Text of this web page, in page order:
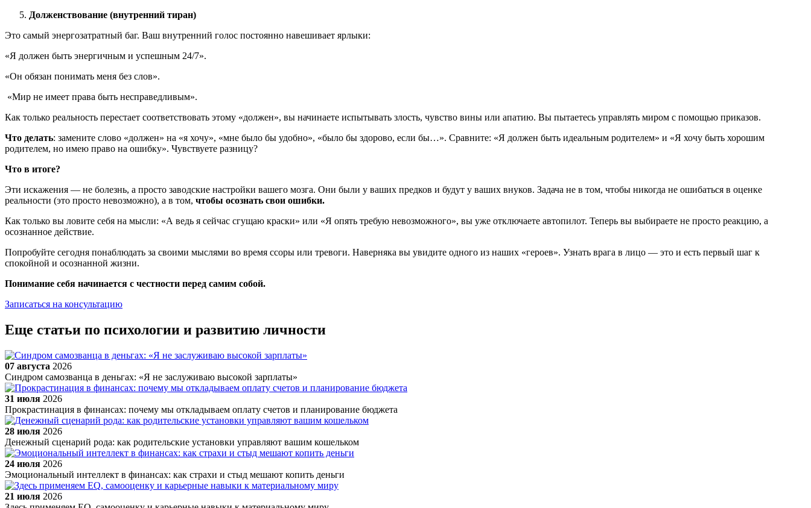
Долженствование (внутренний тиран)
Это самый энергозатратный баг. Ваш внутренний голос постоянно навешивает ярлыки:
«Я должен быть энергичным и успешным 24/7».
«Он обязан понимать меня без слов».
«Мир не имеет права быть несправедливым».
Как только реальность перестает соответствовать этому «должен», вы начинаете испытывать злость, чувство вины или апатию. Вы пытаетесь управлять миром с помощью приказов.
Что делать: замените слово «должен» на «я хочу», «мне было бы удобно», «было бы здорово, если бы…». Сравните: «Я должен быть идеальным родителем» и «Я хочу быть хорошим
родителем, но имею право на ошибку». Чувствуете разницу?
Что в итоге?
Эти искажения — не болезнь, а просто заводские настройки вашего мозга. Они были у ваших предков и будут у ваших внуков. Задача не в том, чтобы никогда не ошибаться в оценке
реальности (это просто невозможно), а в том, чтобы осознать свои ошибки.
Как только вы ловите себя на мысли: «А ведь я сейчас сгущаю краски» или «Я опять требую невозможного», вы уже отключаете автопилот. Теперь вы выбираете не просто реакцию, а
осознанное действие.
Попробуйте сегодня понаблюдать за своими мыслями во время ссоры или тревоги. Наверняка вы увидите одного из наших «героев». Узнать врага в лицо — это и есть первый шаг к
спокойной и осознанной жизни.
Понимание себя начинается с честности перед самим собой.
Записаться на консультацию
Еще статьи по психологии и развитию личности
07 августа 2026
Синдром самозванца в деньгах: «Я не заслуживаю высокой зарплаты»
31 июля 2026
Прокрастинация в финансах: почему мы откладываем оплату счетов и планирование бюджета
28 июля 2026
Денежный сценарий рода: как родительские установки управляют вашим кошельком
24 июля 2026
Эмоциональный интеллект в финансах: как страхи и стыд мешают копить деньги
21 июля 2026